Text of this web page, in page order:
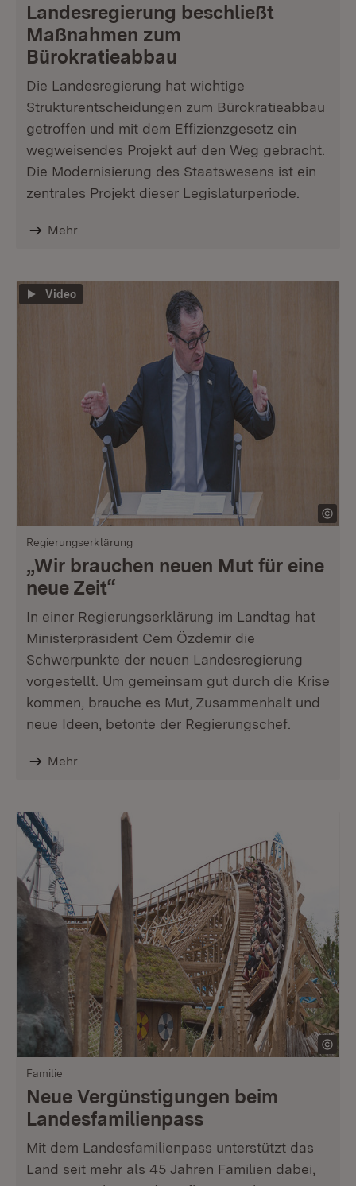
Landesregierung beschließt
Maßnahmen zum
Bürokratieabbau
Die Landesregierung hat wichtige
Strukturentscheidungen zum Bürokratieabbau
getroffen und mit dem Effizienzgesetz ein
wegweisendes Projekt auf den Weg gebracht.
Die Modernisierung des Staatswesens ist ein
zentrales Projekt dieser Legislaturperiode.
Mehr
Video
Regierungserklärung
„Wir brauchen neuen Mut für eine
neue Zeit“
In einer Regierungserklärung im Landtag hat
Ministerpräsident Cem Özdemir die
Schwerpunkte der neuen Landesregierung
vorgestellt. Um gemeinsam gut durch die Krise
kommen, brauche es Mut, Zusammenhalt und
neue Ideen, betonte der Regierungschef.
Mehr
Familie
Neue Vergünstigungen beim
Landesfamilienpass
Mit dem Landesfamilienpass unterstützt das
Land seit mehr als 45 Jahren Familien dabei,